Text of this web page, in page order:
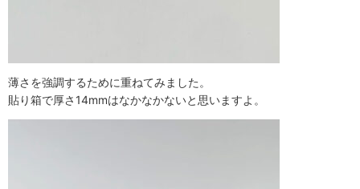
薄さを強調するために重ねてみました。
貼り箱で厚さ14mmはなかなかないと思いますよ。